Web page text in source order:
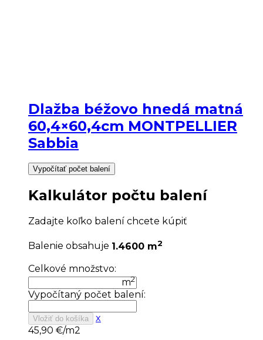
Dlažba béžovo hnedá matná
60,4×60,4cm MONTPELLIER
Sabbia
Vypočítať počet balení
Kalkulátor počtu balení
Zadajte koľko balení chcete kúpiť
Balenie obsahuje 1.4600 m2
Celkové množstvo:
m2
Vypočítaný počet balení:
Vložiť do košíka
x
45,90 €/m2